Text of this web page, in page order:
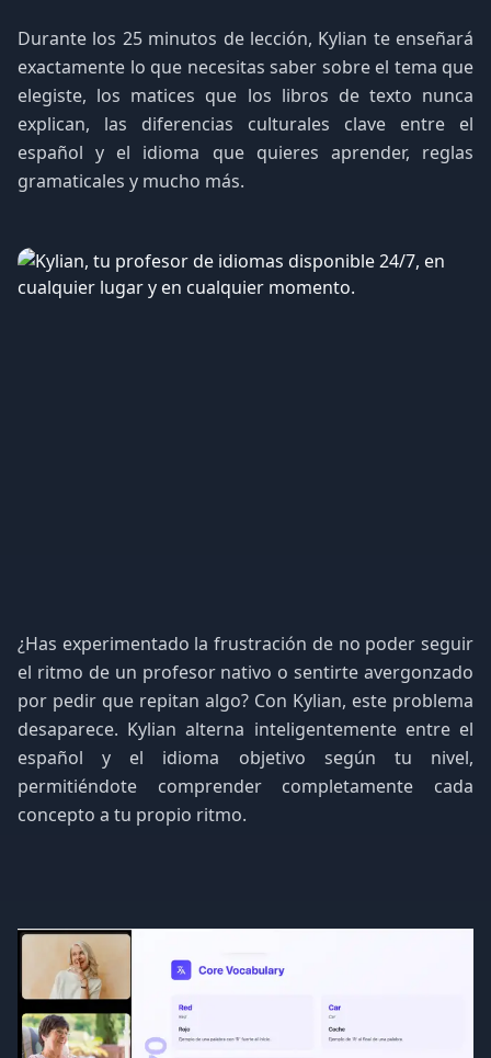
Durante los 25 minutos de lección, Kylian te enseñará
exactamente lo que necesitas saber sobre el tema que
elegiste, los matices que los libros de texto nunca
explican, las diferencias culturales clave entre el
español y el idioma que quieres aprender, reglas
gramaticales y mucho más.
¿Has experimentado la frustración de no poder seguir
el ritmo de un profesor nativo o sentirte avergonzado
por pedir que repitan algo? Con Kylian, este problema
desaparece. Kylian alterna inteligentemente entre el
español y el idioma objetivo según tu nivel,
permitiéndote comprender completamente cada
concepto a tu propio ritmo.